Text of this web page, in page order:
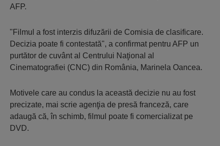
AFP.
"Filmul a fost interzis difuzării de Comisia de clasificare.
Decizia poate fi contestată", a confirmat pentru AFP un
purtător de cuvânt al Centrului Naţional al
Cinematografiei (CNC) din România, Marinela Oancea.
Motivele care au condus la această decizie nu au fost
precizate, mai scrie agenţia de presă franceză, care
adaugă că, în schimb, filmul poate fi comercializat pe
DVD.